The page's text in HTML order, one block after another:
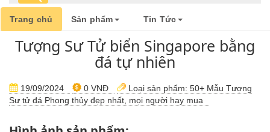
Trang chủ Sản phẩm Tin Tức
Tượng Sư Tử biển Singapore bằng
đá tự nhiên
19/09/2024 0 VNĐ Loại sản phẩm: 50+ Mẫu Tượng
Sư tử đá Phong thủy đẹp nhất, mọi người hay mua